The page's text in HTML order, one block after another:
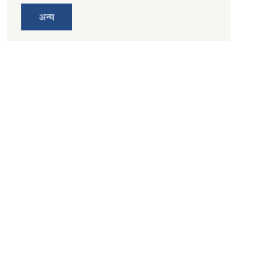
अन्य